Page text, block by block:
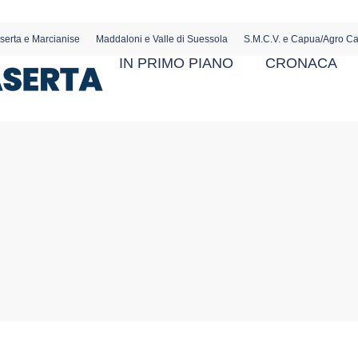
e Marcianise Maddaloni e Valle di Suessola S.M.C.V. e Capua/Agro
IN PRIMO PIANO CRONACA